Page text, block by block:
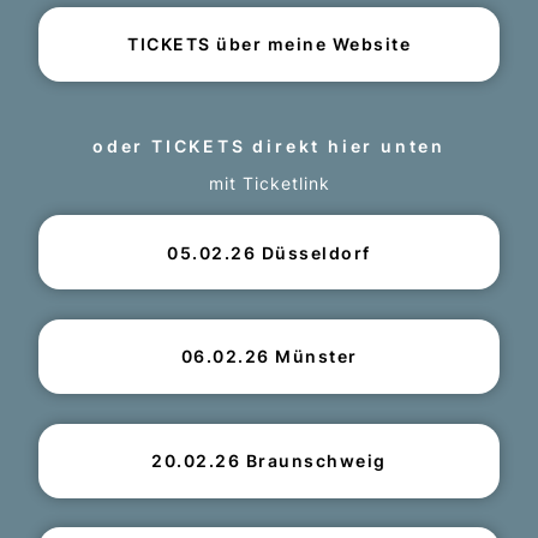
TICKETS über meine Website
oder TICKETS direkt hier unten
mit Ticketlink
05.02.26 Düsseldorf
06.02.26 Münster
20.02.26 Braunschweig